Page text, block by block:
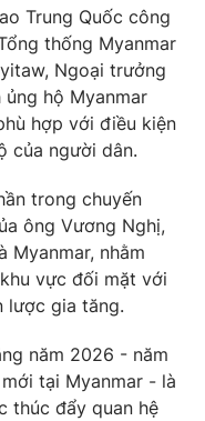
video
thao
Trung Quốc công
thống Myanmar
Ngoại trưởng
ủng hộ Myanmar
hợp với điều kiện
của người dân.
trong chuyến
ông Vương Nghị,
Myanmar, nhằm
vực đối mặt với
lược gia tăng.
năm 2026 - năm
tại Myanmar - là
thúc đẩy quan hệ